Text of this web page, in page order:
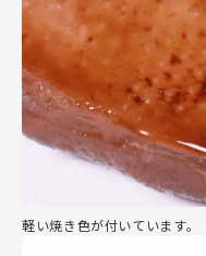
軽い焼き色が付いています。